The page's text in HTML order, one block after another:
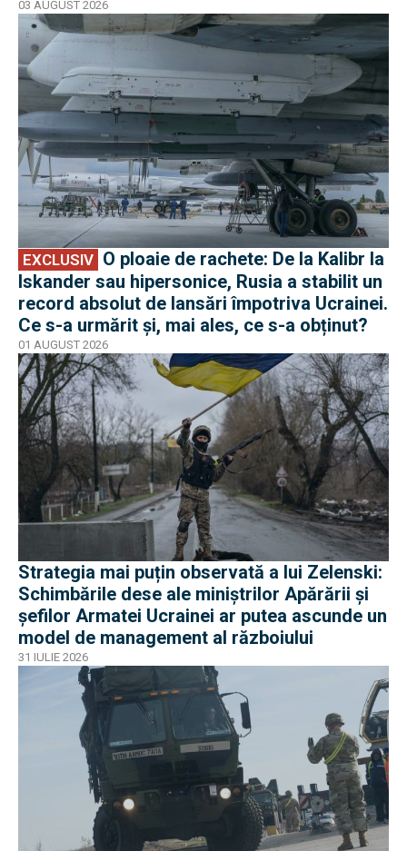
03 AUGUST 2026
EXCLUSIV
EXCLUSIV
Iskander sau hipersonice, Rusia a stabilit un
record absolut de lansări împotriva Ucrainei.
Ce s-a urmărit și, mai ales, ce s-a obținut?
01 AUGUST 2026
Strategia mai puțin observată a lui Zelenski:
Schimbările dese ale miniștrilor Apărării și
șefilor Armatei Ucrainei ar putea ascunde un
model de management al războiului
31 IULIE 2026